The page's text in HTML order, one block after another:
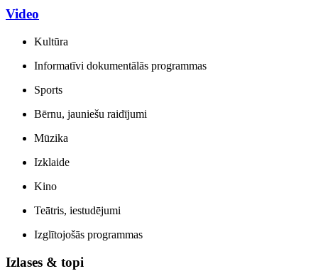
Video
Kultūra
Informatīvi dokumentālās programmas
Sports
Bērnu, jauniešu raidījumi
Mūzika
Izklaide
Kino
Teātris, iestudējumi
Izglītojošās programmas
Izlases & topi